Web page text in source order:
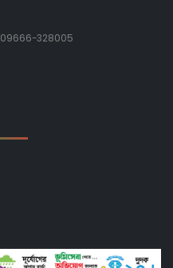
09666-328005